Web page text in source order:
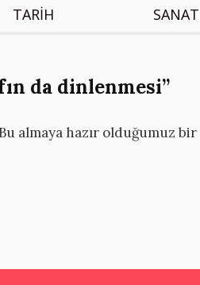
TARİH SANAT
da dinlenmesi”
almaya hazır olduğumuz bir